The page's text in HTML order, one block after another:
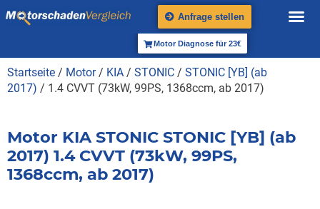
Anfrage stellen
Motor Diagnose für 23€
Startseite / Motor/ KIA / STONIC / STONIC [YB] (ab
2017) / 1.4 CVVT (73kW, 99PS, 1368ccm, ab 2017)
Motor KIA STONIC STONIC [YB] (ab
2017) 1.4 CVVT (73kW, 99PS,
1368ccm, ab 2017)